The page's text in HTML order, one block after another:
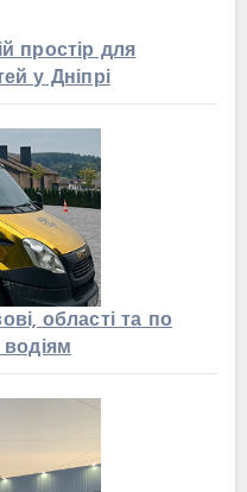
простір для
у Дніпрі
області та по
водіям